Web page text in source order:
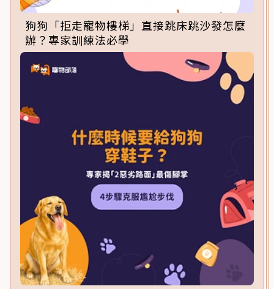
狗狗「拒走寵物樓梯」直接跳床跳沙發怎麼
辦？專家訓練法必學